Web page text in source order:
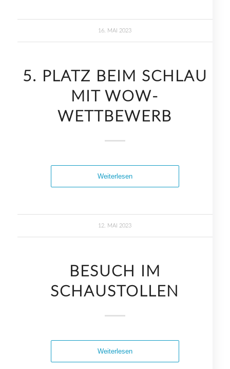
16. MAI 2023
5. PLATZ BEIM SCHLAU
MIT WOW-
WETTBEWERB
Weiterlesen
12. MAI 2023
BESUCH IM
SCHAUSTOLLEN
Weiterlesen